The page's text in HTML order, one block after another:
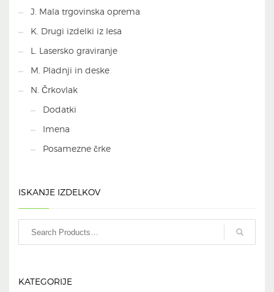
J. Mala trgovinska oprema
K. Drugi izdelki iz lesa
L. Lasersko graviranje
M. Pladnji in deske
N. Črkovlak
Dodatki
Imena
Posamezne črke
ISKANJE IZDELKOV
KATEGORIJE